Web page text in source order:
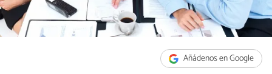
Añádenos en Google